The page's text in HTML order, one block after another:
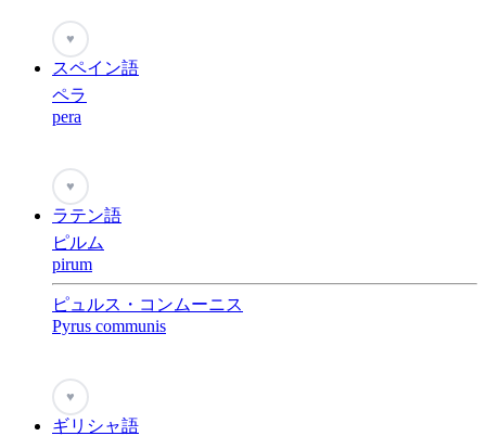
♥
スペイン語
ペラ
pera
♥
ラテン語
ピルム
pirum
ピュルス・コンムーニス
Pyrus communis
♥
ギリシャ語